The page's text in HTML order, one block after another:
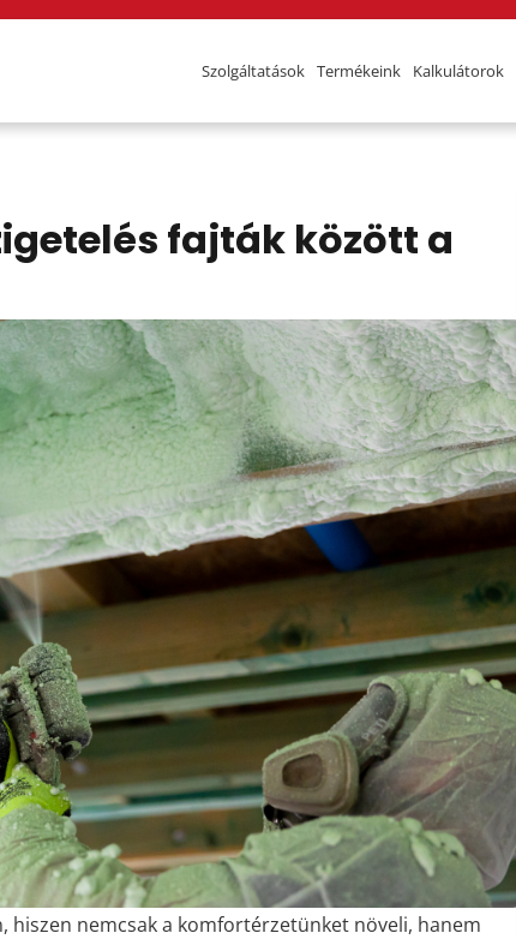
Szolgáltatások Termékeink Kalkulátorok
fajták között a
nemcsak a komfortérzetünket növeli, hanem